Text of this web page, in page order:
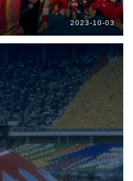
2023-10-03